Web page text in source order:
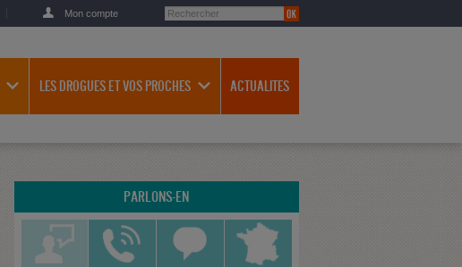
Mon compte
LES DROGUES ET VOS PROCHES ACTUALITES
PARLONS-EN